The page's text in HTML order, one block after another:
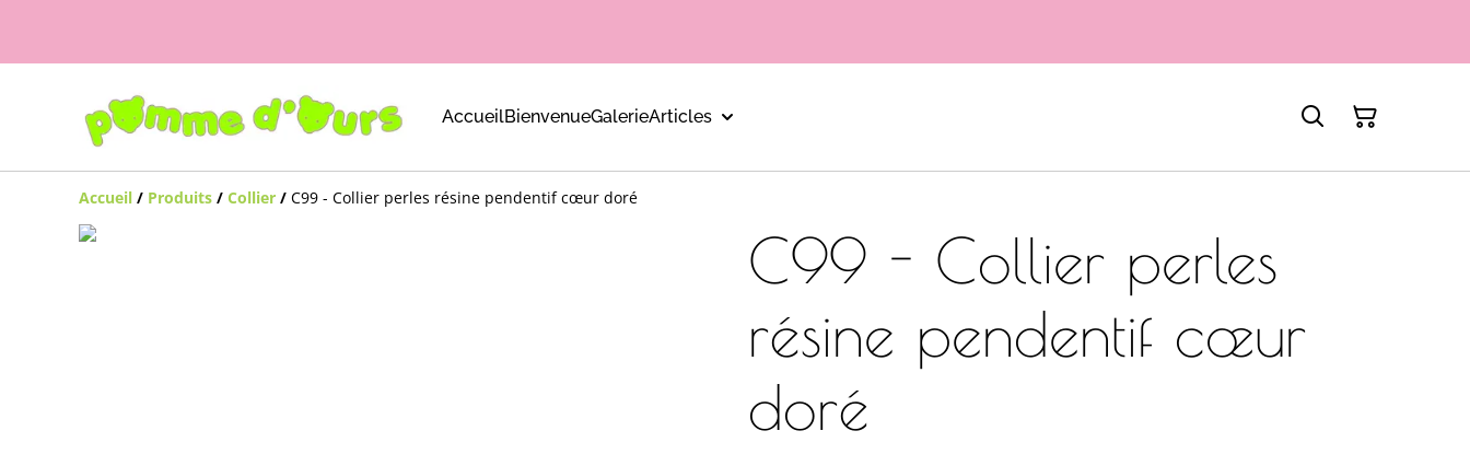
AccueilBienvenueGalerieArticles
Accueil / Produits / Collier / C99 - Collier perles résine pendentif cœur doré
C99 - Collier perles
résine pendentif cœur
doré